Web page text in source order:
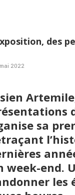
des
2022
sa
week-end.
les